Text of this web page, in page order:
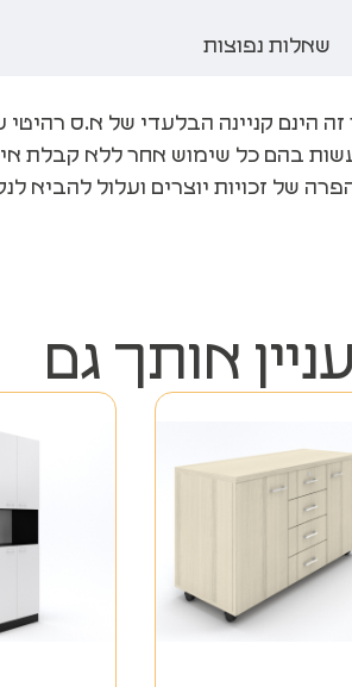
שאלות נפוצות
הינם קניינה הבלעדי של א.ס
בהם כל שימוש אחר ללא קבלת
של זכויות יוצרים ועלול להביא
אותך גם